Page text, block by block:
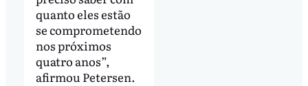
quanto eles estão
se comprometendo
nos próximos
quatro anos”,
afirmou Petersen.